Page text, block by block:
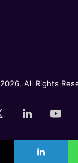
All Rights
LinkedIn